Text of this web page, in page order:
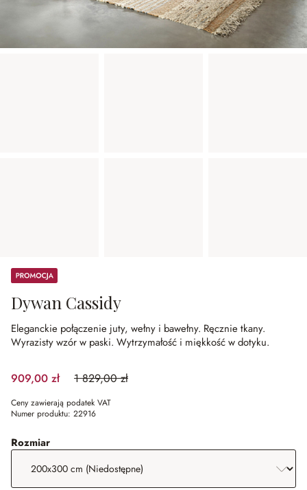
Promocja
Dywan Cassidy
Eleganckie połączenie juty, wełny i bawełny. Ręcznie tkany.
Wyrazisty wzór w paski. Wytrzymałość i miękkość w dotyku.
909,00 zł 1 829,00 zł
(50.3%spared)
Ceny zawierają podatek VAT
Numer produktu: 22916
Rozmiarwybierz